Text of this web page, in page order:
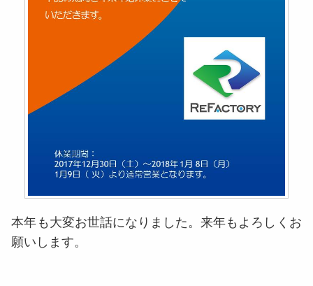
本年も大変お世話になりました。来年もよろしくお
願いします。